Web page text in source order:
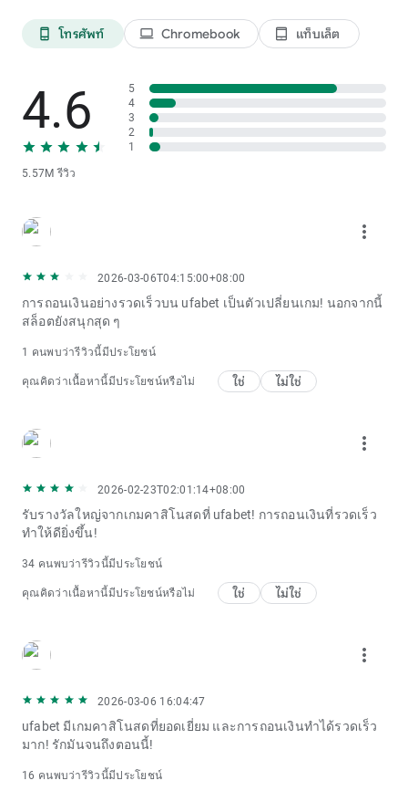
phone_android โทรศัพท์ laptop Chromebook tablet_android แท็บเล็ต
4.6
5.57M รีวิว
5
4
3
2
1
more_vert
2026-03-06T04:15:00+08:00
การถอนเงินอย่างรวดเร็วบน ufabet เป็นตัวเปลี่ยนเกม! นอกจากนี้
สล็อตยังสนุกสุด ๆ
1 คนพบว่ารีวิวนี้มีประโยชน์
คุณคิดว่าเนื้อหานี้มีประโยชน์หรือไม่ ใช่ ไม่ใช่
more_vert
2026-02-23T02:01:14+08:00
รับรางวัลใหญ่จากเกมคาสิโนสดที่ ufabet! การถอนเงินที่รวดเร็ว
ทำให้ดียิ่งขึ้น!
34 คนพบว่ารีวิวนี้มีประโยชน์
คุณคิดว่าเนื้อหานี้มีประโยชน์หรือไม่ ใช่ ไม่ใช่
more_vert
2026-03-06 16:04:47
ufabet มีเกมคาสิโนสดที่ยอดเยี่ยม และการถอนเงินทำได้รวดเร็ว
มาก! รักมันจนถึงตอนนี้!
16 คนพบว่ารีวิวนี้มีประโยชน์